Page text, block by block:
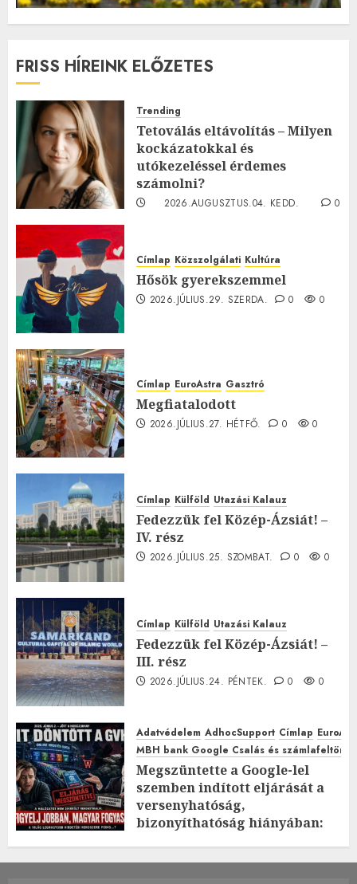
FRISS HÍREINK ELŐZETES
Trending
Tetoválás eltávolítás – Milyen
kockázatokkal és
utókezeléssel érdemes
számolni?
2026.AUGUSZTUS.04. KEDD.
0
Címlap Közszolgálati Kultúra
Hősök gyerekszemmel
2026.JÚLIUS.29. SZERDA. 0 0
Címlap EuroAstra Gasztró
Megfiatalodott
2026.JÚLIUS.27. HÉTFŐ. 0 0
Címlap Külföld Utazási Kalauz
Fedezzük fel Közép-Ázsiát! –
IV. rész
2026.JÚLIUS.25. SZOMBAT. 0 0
Címlap Külföld Utazási Kalauz
Fedezzük fel Közép-Ázsiát! –
III. rész
2026.JÚLIUS.24. PÉNTEK. 0 0
Adatvédelem AdhocSupport Címlap
MBH bank Google Csalás és
Megszüntette a Google-lel
szemben indított eljárását a
versenyhatóság,
bizonyíthatóság hiányában:
2026.JÚLIUS.23. CSÜTÖRTÖK.
0